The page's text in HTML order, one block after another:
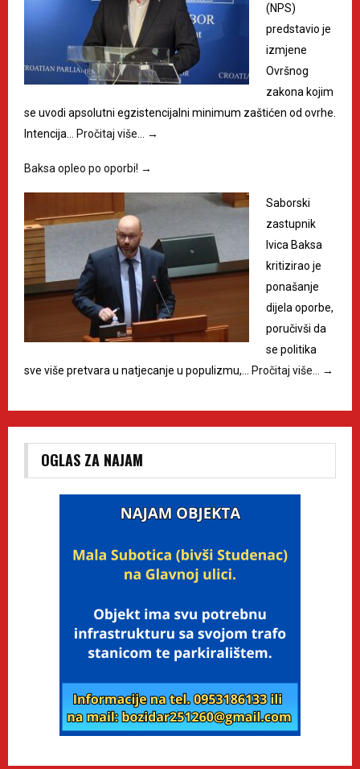
(NPS)
predstavio je
izmjene
Ovršnog
zakona kojim
se uvodi apsolutni egzistencijalni minimum zaštićen od ovrhe.
Intencija… Pročitaj više… →
Baksa opleo po oporbi! →
Saborski
zastupnik
Ivica Baksa
kritizirao je
ponašanje
dijela oporbe,
poručivši da
se politika
sve više pretvara u natjecanje u populizmu,… Pročitaj više… →
OGLAS ZA NAJAM